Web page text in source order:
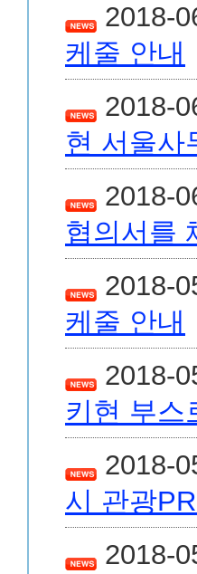
2018-
케줄 안내
2018-
현 서울사
2018-
협의서를
2018-
케줄 안내
2018-
키현 부스
2018-
시 관광
2018-